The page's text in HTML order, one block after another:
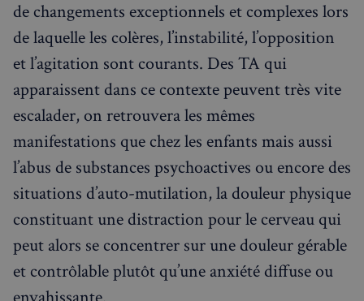
de changements exceptionnels et complexes lors
de laquelle les colères, l’instabilité, l’opposition
et l’agitation sont courants. Des TA qui
apparaissent dans ce contexte peuvent très vite
escalader, on retrouvera les mêmes
manifestations que chez les enfants mais aussi
l’abus de substances psychoactives ou encore des
situations d’auto-mutilation, la douleur physique
constituant une distraction pour le cerveau qui
peut alors se concentrer sur une douleur gérable
et contrôlable plutôt qu’une anxiété diffuse ou